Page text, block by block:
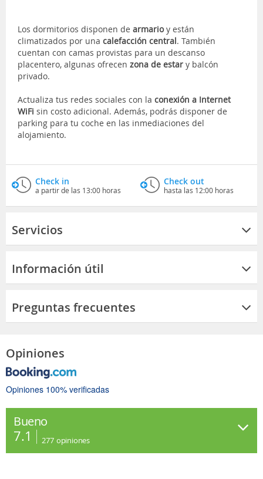
Los dormitorios disponen de armarioy están
climatizados por una calefacción central. También
cuentan con camas provistas para un descanso
placentero, algunas ofrecen zona de estar y balcón
privado.
Actualiza tus redes sociales con la conexión a Internet
WiFi sin costo adicional. Además, podrás disponer de
parking para tu coche en las inmediaciones del
alojamiento.
Check in
a partir de las 13:00 horas
Check out
hasta las 12:00 horas
Servicios
Información útil
Preguntas frecuentes
Opiniones
Opiniones 100% verificadas
Bueno
7.1 277 opiniones